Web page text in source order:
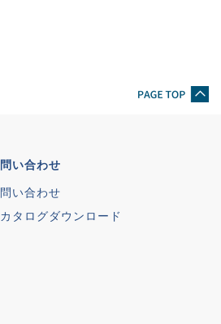
問い合わせ
問い合わせ
カタログダウンロード